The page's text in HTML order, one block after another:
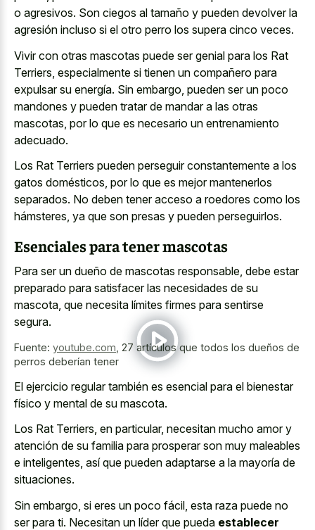
o agresivos. Son ciegos al tamaño y pueden devolver la
agresión incluso si el otro perro los supera cinco veces.
Vivir con otras mascotas puede ser genial para los Rat
Terriers, especialmente si tienen un compañero para
expulsar su energía. Sin embargo, pueden ser un poco
mandones y pueden tratar de mandar a las otras
mascotas, por lo que es necesario un entrenamiento
adecuado.
Los Rat Terriers pueden perseguir constantemente a los
gatos domésticos, por lo que es mejor mantenerlos
separados. No deben tener acceso a roedores como los
hámsteres, ya que son presas y pueden perseguirlos.
Esenciales para tener mascotas
Para ser un dueño de mascotas responsable, debe estar
preparado para satisfacer las necesidades de su
mascota, que necesita límites firmes para sentirse
segura.
Fuente: youtube.com 27 artículos que todos los dueños de
perros deberían tener
El ejercicio regular también es esencial para el bienestar
físico y mental de su mascota.
Los Rat Terriers, en particular, necesitan mucho amor y
atención de su familia para prosperar son muy maleables
e inteligentes, así que pueden adaptarse a la mayoría de
situaciones.
Sin embargo, si eres un poco fácil, esta raza puede no
ser para ti. Necesitan un líder que pueda establecer